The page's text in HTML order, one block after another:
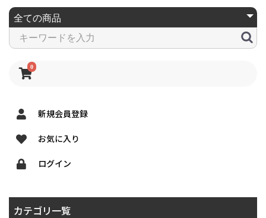
0
新規会員登録
お気に入り
ログイン
カテゴリ一覧